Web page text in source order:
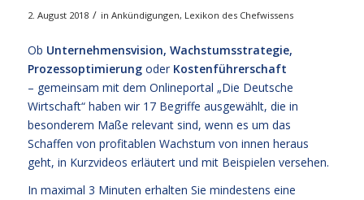
2. August 2018 / in Ankündigungen, Lexikon des Chefwissens
Ob Unternehmensvision, Wachstumsstrategie,
Prozessoptimierungoder Kostenführerschaft
– gemeinsam mit dem Onlineportal „Die Deutsche
Wirtschaft“ haben wir 17 Begriffe ausgewählt, die in
besonderem Maße relevant sind, wenn es um das
Schaffen von profitablen Wachstum von innen heraus
geht, in Kurzvideos erläutert und mit Beispielen versehen.
In maximal 3 Minuten erhalten Sie mindestens eine